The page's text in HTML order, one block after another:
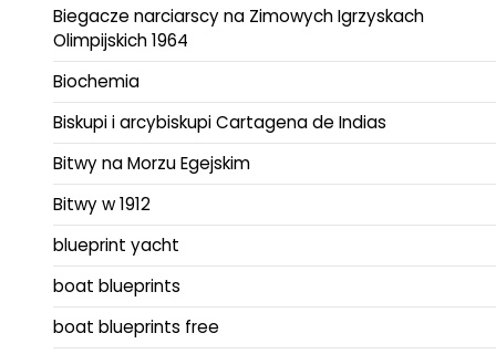
Biegacze narciarscy na Zimowych Igrzyskach
Olimpijskich 1964
Biochemia
Biskupi i arcybiskupi Cartagena de Indias
Bitwy na Morzu Egejskim
Bitwy w 1912
blueprint yacht
boat blueprints
boat blueprints free